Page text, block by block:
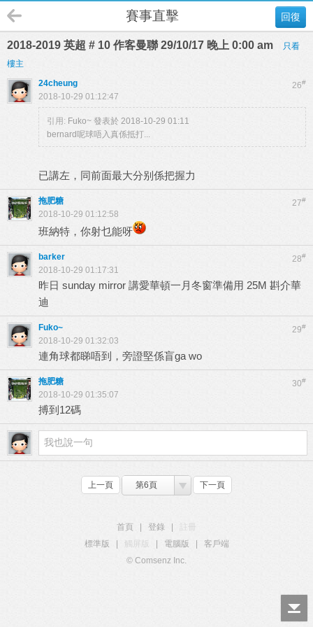
回復
賽事直擊
2018-2019 英超 # 10 作客曼聯 29/10/17 晚上 0:00 am
只看
樓主
26#
24cheung
2018-10-29 01:12:47
引用: Fuko~ 發表於 2018-10-29 01:11
bernard呢球唔入真係抵打...
已講左，同前面最大分别係把握力
27#
拖肥糖
2018-10-29 01:12:58
班納特，你射乜能呀
28#
barker
2018-10-29 01:17:31
昨日 sunday mirror 講愛華頓一月冬窗準備用 25M 斟介華
迪
29#
Fuko~
2018-10-29 01:32:03
連角球都睇唔到，旁證堅係盲ga wo
30#
拖肥糖
2018-10-29 01:35:07
搏到12碼
上一頁 第6頁 下一頁
首頁 登錄
標準版
觸屏版 電腦版
客戶端
© Comsenz Inc.